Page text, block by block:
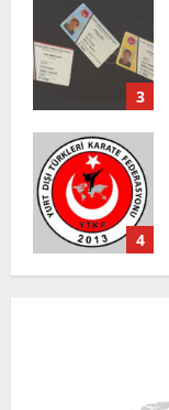
3
4